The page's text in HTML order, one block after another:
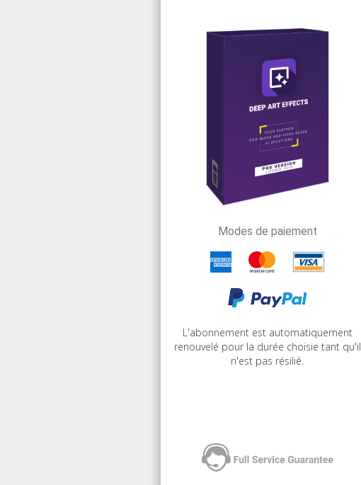
Modes de paiement
L'abonnement est automatiquement
renouvelé pour la durée choisie tant qu'il
n'est pas résilié.